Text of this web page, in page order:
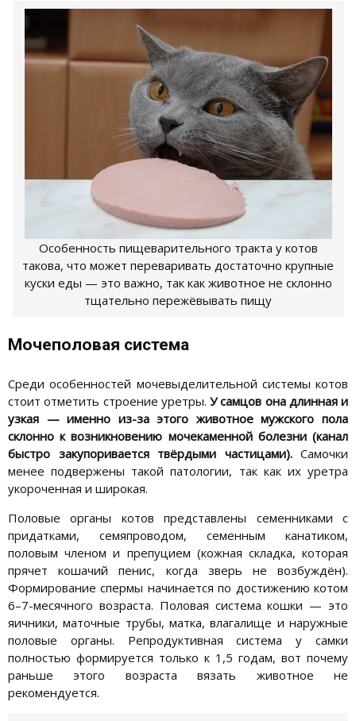
Особенность пищеварительного тракта у котов
такова, что может переваривать достаточно крупные
куски еды — это важно, так как животное не склонно
тщательно пережёвывать пищу
Мочеполовая система
Среди особенностей мочевыделительной системы котов
стоит отметить строение уретры. У самцов она длинная и
узкая — именно из-за этого животное мужского пола
склонно к возникновению мочекаменной болезни (канал
быстро закупоривается твёрдыми частицами).Самочки
менее подвержены такой патологии, так как их уретра
укороченная и широкая.
Половые органы котов представлены семенниками с
придатками, семяпроводом, семенным канатиком,
половым членом и препуцием (кожная складка, которая
прячет кошачий пенис, когда зверь не возбуждён).
Формирование спермы начинается по достижению котом
6–7-месячного возраста. Половая система кошки — это
яичники, маточные трубы, матка, влагалище и наружные
половые органы. Репродуктивная система у самки
полностью формируется только к 1,5 годам, вот почему
раньше этого возраста вязать животное не
рекомендуется.